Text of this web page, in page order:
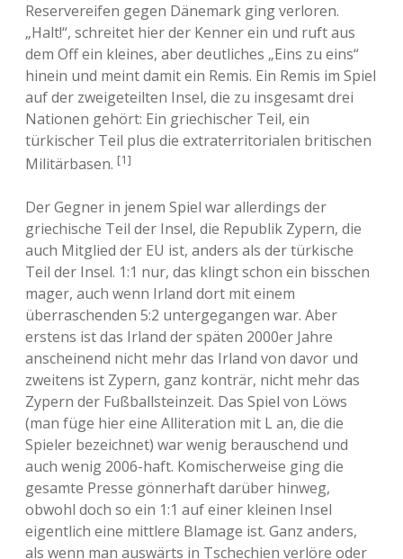
Reservereifen gegen Dänemark ging verloren.
„Halt!“, schreitet hier der Kenner ein und ruft aus
dem Off ein kleines, aber deutliches „Eins zu eins“
hinein und meint damit ein Remis. Ein Remis im Spiel
auf der zweigeteilten Insel, die zu insgesamt drei
Nationen gehört: Ein griechischer Teil, ein
türkischer Teil plus die extraterritorialen britischen
Militärbasen. [1]
Der Gegner in jenem Spiel war allerdings der
griechische Teil der Insel, die Republik Zypern, die
auch Mitglied der EU ist, anders als der türkische
Teil der Insel. 1:1 nur, das klingt schon ein bisschen
mager, auch wenn Irland dort mit einem
überraschenden 5:2 untergegangen war. Aber
erstens ist das Irland der späten 2000er Jahre
anscheinend nicht mehr das Irland von davor und
zweitens ist Zypern, ganz konträr, nicht mehr das
Zypern der Fußballsteinzeit. Das Spiel von Löws
(man füge hier eine Alliteration mit L an, die die
Spieler bezeichnet) war wenig berauschend und
auch wenig 2006-haft. Komischerweise ging die
gesamte Presse gönnerhaft darüber hinweg,
obwohl doch so ein 1:1 auf einer kleinen Insel
eigentlich eine mittlere Blamage ist. Ganz anders,
als wenn man auswärts in Tschechien verlöre oder